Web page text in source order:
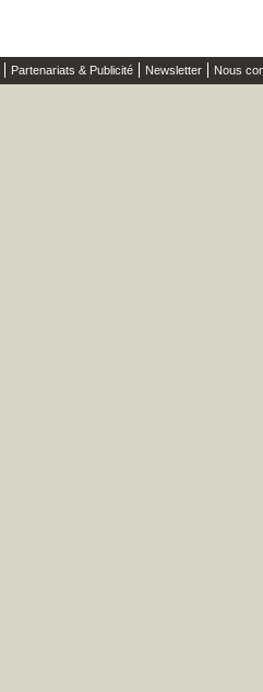
Partenariats & Publicité Newsletter Nous